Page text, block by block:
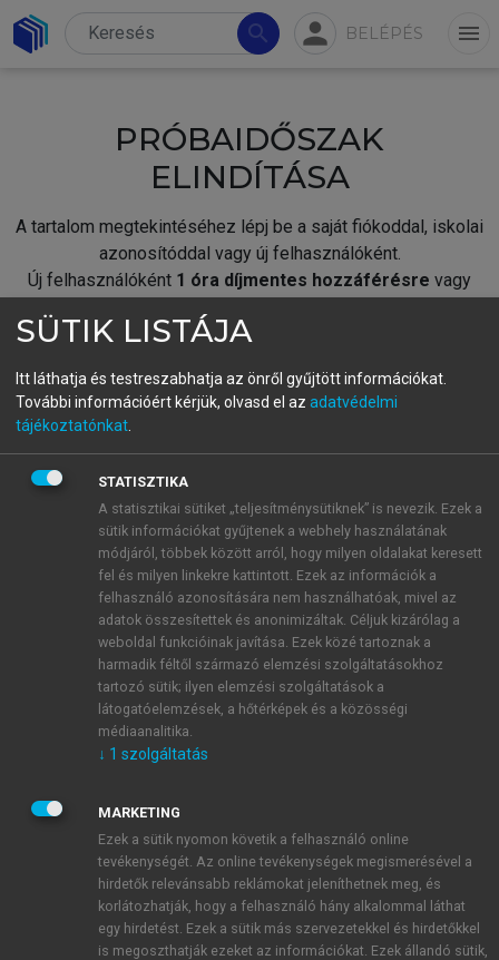
search person BELÉPÉS menu
PRÓBAIDŐSZAK
ELINDÍTÁSA
A tartalom megtekintéséhez lépj be a saját fiókoddal, iskolai
azonosítóddal vagy új felhasználóként.
Új felhasználóként 1 óra díjmentes hozzáférésre vagy
fiókoddal,vagy hozz létre új fiókot.
A regisztráció után apróbaidőszakautomatikusan
BELÉPÉS SAJÁT FIÓKKAL
ÚJ FIÓK LÉTREHOZÁSA
1 óra díjmentes hozzáférés
E-MAIL-CÍM
JELSZÓ
JELSZÓ ÚJRA
SÜTIK LISTÁJA
Itt láthatja és testreszabhatja az önről gyűjtött információkat.
További információért kérjük, olvasd el az adatvédelmi
tájékoztatónkat
STATISZTIKA
A statisztikai sütiket „teljesítménysütiknek” is nevezik. Ezek a
sütik információkat gyűjtenek a webhely használatának
módjáról, többek között arról, hogy milyen oldalakat keresett
fel és milyen linkekre kattintott. Ezek az információk a
felhasználó azonosítására nem használhatóak, mivel az
adatok összesítettek és anonimizáltak. Céljuk kizárólag a
weboldal funkcióinak javítása. Ezek közé tartoznak a
harmadik féltől származó elemzési szolgáltatásokhoz
tartozó sütik; ilyen elemzési szolgáltatások a
látogatóelemzések, a hőtérképek és a közösségi
médiaanalitika.
↓ 1 szolgáltatás
MARKETING
Ezek a sütik nyomon követik a felhasználó online
tevékenységét. Az online tevékenységek megismerésével a
hirdetők relevánsabb reklámokat jeleníthetnek meg, és
korlátozhatják, hogy a felhasználó hány alkalommal láthat
egy hirdetést. Ezek a sütik más szervezetekkel és hirdetőkkel
is megoszthatják ezeket az információkat. Ezek állandó sütik,